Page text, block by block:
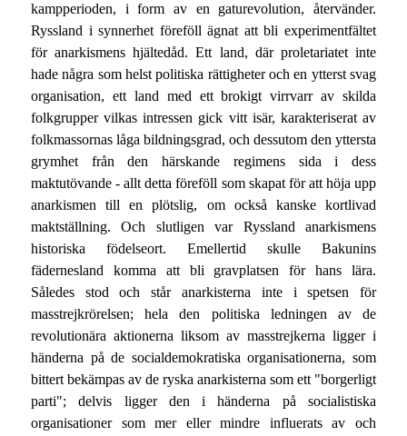
kampperioden, i form av en gaturevolution, återvänder.
Ryssland i synnerhet föreföll ägnat att bli experimentfältet
för anarkismens hjältedåd. Ett land, där proletariatet inte
hade några som helst politiska rättigheter och en ytterst svag
organisation, ett land med ett brokigt virrvarr av skilda
folkgrupper vilkas intressen gick vitt isär, karakteriserat av
folkmassornas låga bildningsgrad, och dessutom den yttersta
grymhet från den härskande regimens sida i dess
maktutövande - allt detta föreföll som skapat för att höja upp
anarkismen till en plötslig, om också kanske kortlivad
maktställning. Och slutligen var Ryssland anarkismens
historiska födelseort. Emellertid skulle Bakunins
fädernesland komma att bli gravplatsen för hans lära.
Således stod och står anarkisterna inte i spetsen för
masstrejkrörelsen; hela den politiska ledningen av de
revolutionära aktionerna liksom av masstrejkerna ligger i
händerna på de socialdemokratiska organisationerna, som
bittert bekämpas av de ryska anarkisterna som ett "borgerligt
parti"; delvis ligger den i händerna på socialistiska
organisationer som mer eller mindre influerats av och